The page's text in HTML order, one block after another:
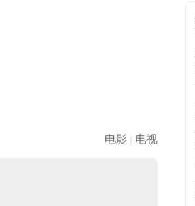
电影 | 电视